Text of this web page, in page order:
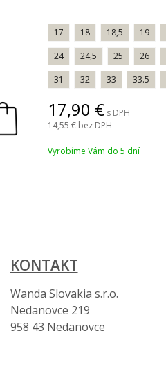
17 18 18,5 19
24
24,5 25 26
31
32 33 33.5
17,90
s DPH
14,55 bez DPH
Vyrobíme Vám do 5 dní
KONTAKT
Wanda Slovakia s.r.o.
Nedanovce 219
958 43 Nedanovce